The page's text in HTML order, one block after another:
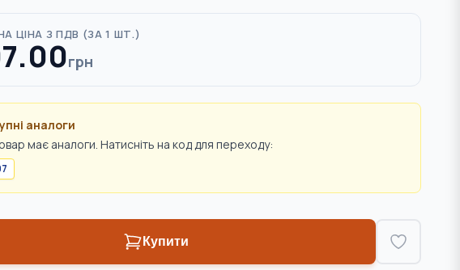
ЦІНА З ПДВ (ЗА 1 ШТ.)
грн
аналоги
має аналоги. Натисніть на код для переходу:
Купити